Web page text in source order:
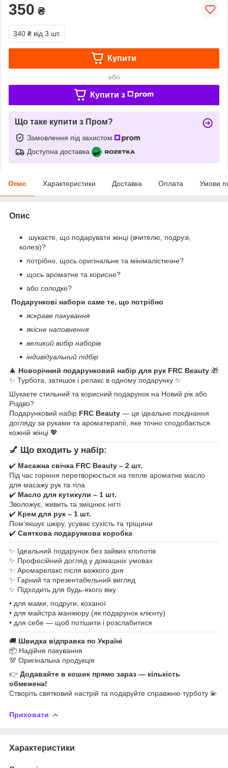
350 ₴
340 ₴ від 3 шт.
Купити
або
Купити з
Що таке купити з Пром?
Замовлення під захистом
Доступна доставка
Опис Характеристики Доставка Оплата Умови
Опис
шукаєте, що подарувати жінці (вчителю, подрузі,
колезі)?
потрібно, щось оригінальне та мінімалістичне?
щось ароматне та корисне?
або солодке?
Подарункові набори саме те, що потрібно
яскраве пакування
якісне наповнення
великий вибір наборів
індивідуальний підбір
🎄 Новорічний подарунковий набір для рук FRC Beauty 🎁
✨ Турбота, затишок і релакс в одному подарунку ✨
Шукаєте стильний та корисний подарунок на Новий рік або
Різдво?
Подарунковий набір FRC Beauty — це ідеальне поєднання
догляду за руками та ароматерапії, яке точно сподобається
кожній жінці 💖
💅 Що входить у набір:
✔️ Масажна свічка FRC Beauty – 2 шт.
Під час горіння перетворюється на тепле ароматне масло
для масажу рук та тіла
✔️ Масло для кутикули – 1 шт.
Зволожує, живить та зміцнює нігті
✔️ Крем для рук – 1 шт.
Пом’якшує шкіру, усуває сухість та тріщини
✔️ Святкова подарункова коробка
✨ Ідеальний подарунок без зайвих клопотів
✨ Професійний догляд у домашніх умовах
✨ Аромарелакс після важкого дня
✨ Гарний та презентабельний вигляд
✨ Підходить для будь-якого віку
• для мами, подруги, коханої
• для майстра манікюру (як подарунок клієнту)
• для себе — щоб потішити і розслабитися
🚚 Швидка відправка по Україні
📦 Надійне пакування
💯 Оригінальна продукція
👉 Додавайте в кошик прямо зараз — кількість
обмежена!
Створіть святковий настрій та подаруйте справжню турботу 💫
Приховати
Характеристики